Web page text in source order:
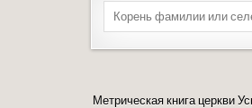
Search for:
Метрическая книга церкви